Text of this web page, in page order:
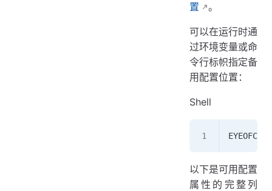
置
。
可以在运行时通
过环境变量或命
令行标帜指定备
用配置位置：
Shell
以下是可用配置
属性的完整列